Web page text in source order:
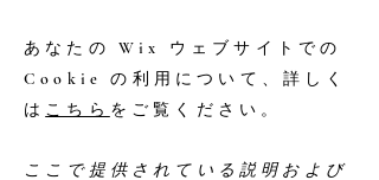
あなたの Wix ウェブサイトでの
Cookie の利用について、詳しく
は こちら をご覧ください。
ここで提供されている説明および